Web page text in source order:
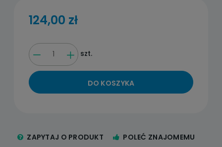
124,00 zł
szt.
DO KOSZYKA
ZAPYTAJ O PRODUKT POLEĆ ZNAJOMEMU